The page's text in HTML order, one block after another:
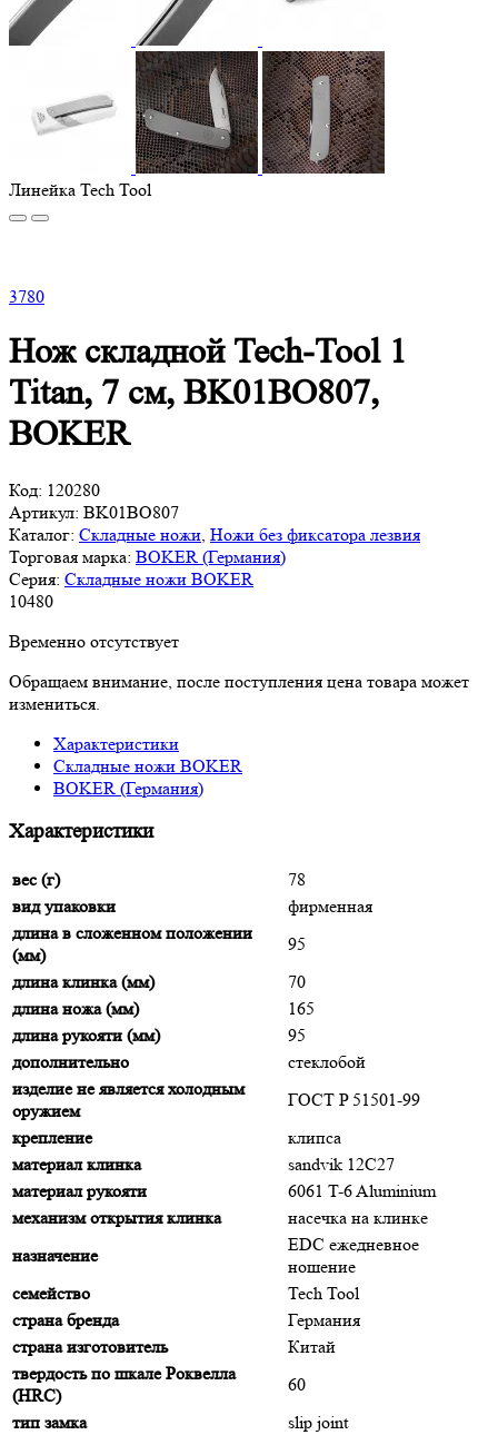
Линейка Tech Tool
3780
Нож складной Tech-Tool 1
Titan, 7 см, BK01BO807,
BOKER
Код: 120280
Артикул: BK01BO807
Каталог: Складные ножи Ножи без фиксатора лезвия
Торговая марка: BOKER (Германия)
Серия: Складные ножи BOKER
10480
Временно отсутствует
Обращаем внимание, после поступления цена товара может
измениться.
Характеристики
Складные ножи BOKER
BOKER (Германия)
Характеристики
вес (г)
78
вид упаковки
фирменная
длина в сложенном положении
(мм)
95
длина клинка (мм)
70
длина ножа (мм)
165
длина рукояти (мм)
95
дополнительно
стеклобой
изделие не является холодным
оружием
ГОСТ P 51501-99
крепление
клипса
материал клинка
sandvik 12C27
материал рукояти
6061 T-6 Aluminium
механизм открытия клинка
насечка на клинке
назначение
EDC ежедневное
ношение
семейство
Tech Tool
страна бренда
Германия
страна изготовитель
Китай
твердость по шкале Роквелла
(HRC)
60
тип замка
slip joint